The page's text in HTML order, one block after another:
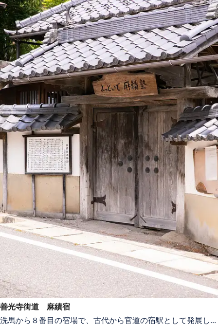
善光寺街道 麻績宿
洗馬から８番目の宿場で、古代から官道の宿駅として発展し...